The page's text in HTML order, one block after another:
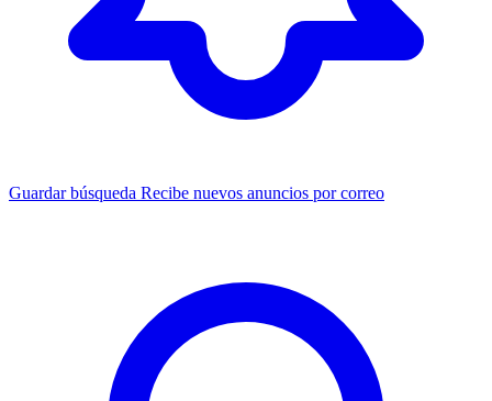
Guardar búsqueda Recibe nuevos anuncios por correo